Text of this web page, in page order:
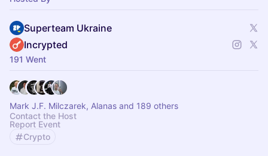
Superteam Ukraine
Incrypted
191 Went
Mark J.F. Milczarek, Alanas and 189 others
Contact the Host
Report Event
Crypto